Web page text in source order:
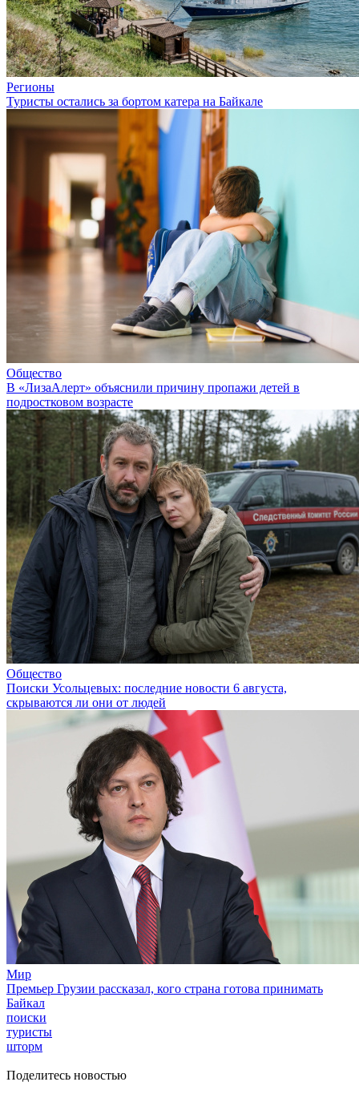
Регионы
Туристы остались за бортом катера на Байкале
Общество
В «ЛизаАлерт» объяснили причину пропажи детей в
подростковом возрасте
Общество
Поиски Усольцевых: последние новости 6 августа,
скрываются ли они от людей
Мир
Премьер Грузии рассказал, кого страна готова принимать
Байкал
поиски
туристы
шторм
Поделитесь новостью